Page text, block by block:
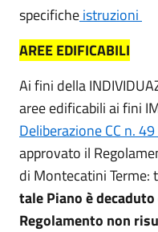
specificheistruzioni
AREE EDIFICABILI
Ai fini della
aree edificabili ai fini
Deliberazione CC n.
approvato il
di Montecatini
tale Piano è
Regolamento non